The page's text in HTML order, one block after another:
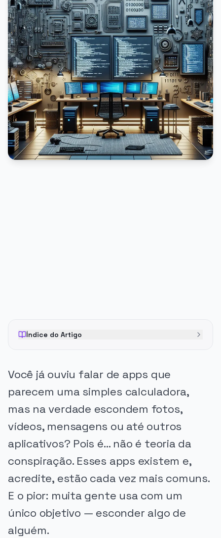
Índice do Artigo
Você já ouviu falar de apps que
parecem uma simples calculadora,
mas na verdade escondem fotos,
vídeos, mensagens ou até outros
aplicativos? Pois é… não é teoria da
conspiração. Esses apps existem e,
acredite, estão cada vez mais comuns.
E o pior: muita gente usa com um
único objetivo — esconder algo de
alguém.